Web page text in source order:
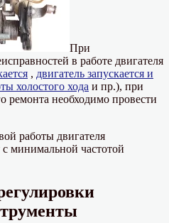
При
в работе двигателя
, двигатель запускается и
холостого хода и пр.), при
ремонта необходимо провести
работы двигателя
минимальной частотой